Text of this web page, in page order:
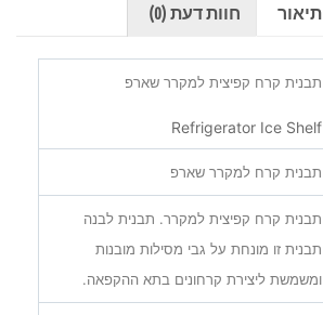
תיאור חוות דעת (0)
תבנית קרח קפיצית למקרר שארפ
Refrigerator Ice Shelf
תבנית קרח למקרר שארפ
תבנית קרח קפיצית למקרר. תבנית לבנה
תבנית זו מונחת על גבי מסילות מובנות
ומשמשת ליצירת קרחונים בתא ההקפאה.